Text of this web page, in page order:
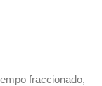
fraccionado,